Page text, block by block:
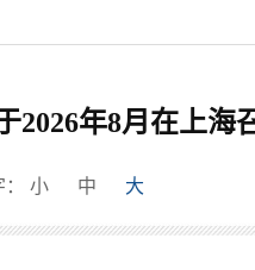
2026年8月在上海
小 中 大